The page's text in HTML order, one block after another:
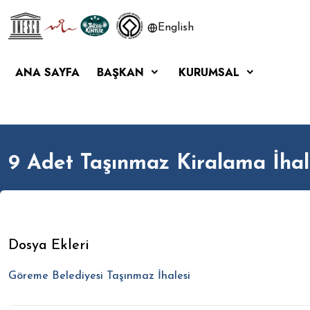
English
ANA SAYFA BAŞKAN KURUMSAL
9 Adet Taşınmaz Kiralama
Dosya Ekleri
Göreme Belediyesi Taşınmaz İhalesi